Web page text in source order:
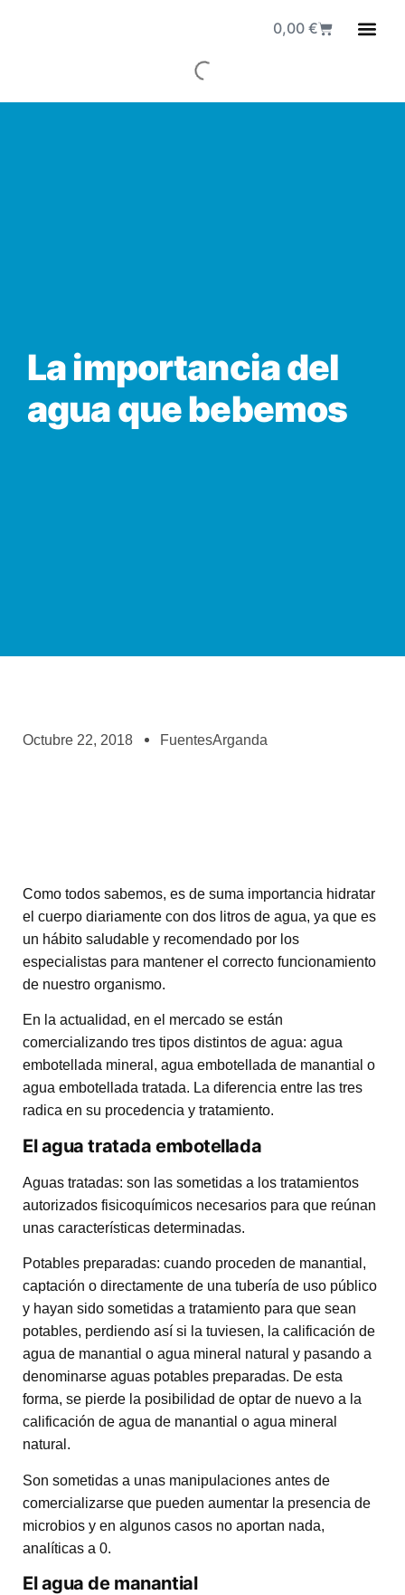
0,00 €
La importancia del
agua que bebemos
Octubre 22, 2018 FuentesArganda
Como todos sabemos, es de suma importancia hidratar
el cuerpo diariamente con dos litros de agua, ya que es
un hábito saludable y recomendado por los
especialistas para mantener el correcto funcionamiento
de nuestro organismo.
En la actualidad, en el mercado se están
comercializando tres tipos distintos de agua: agua
embotellada mineral, agua embotellada de manantial o
agua embotellada tratada. La diferencia entre las tres
radica en su procedencia y tratamiento.
El agua tratada embotellada
Aguas tratadas: son las sometidas a los tratamientos
autorizados fisicoquímicos necesarios para que reúnan
unas características determinadas.
Potables preparadas: cuando proceden de manantial,
captación o directamente de una tubería de uso público
y hayan sido sometidas a tratamiento para que sean
potables, perdiendo así si la tuviesen, la calificación de
agua de manantial o agua mineral natural y pasando a
denominarse aguas potables preparadas. De esta
forma, se pierde la posibilidad de optar de nuevo a la
calificación de agua de manantial o agua mineral
natural.
Son sometidas a unas manipulaciones antes de
comercializarse que pueden aumentar la presencia de
microbios y en algunos casos no aportan nada,
analíticas a 0.
El agua de manantial